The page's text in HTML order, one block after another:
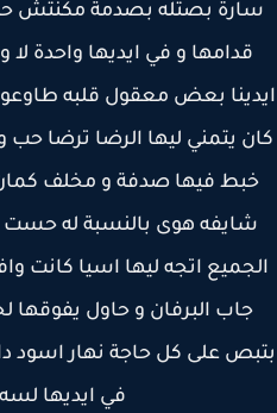
بصتله بصدمة مكنتش
قدامها و في ايديها واحدة
بعض معقول قلبه طاوعو
يتمني ليها الرضا ترضا حب
فيها صدفة و مخلف كمان اه
هوى بالنسبة له حست
اتجه ليها اسيا كانت
جاب البرفان و حاول يفوقها
على كل حاجة نهار اسود
في ايديها لسه